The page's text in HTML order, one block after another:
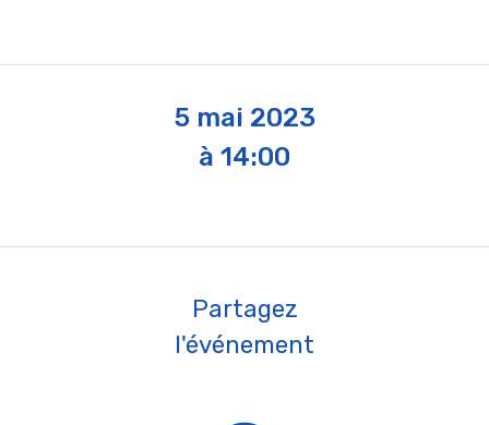
5 mai 2023
à 14:00
Partagez
l'événement